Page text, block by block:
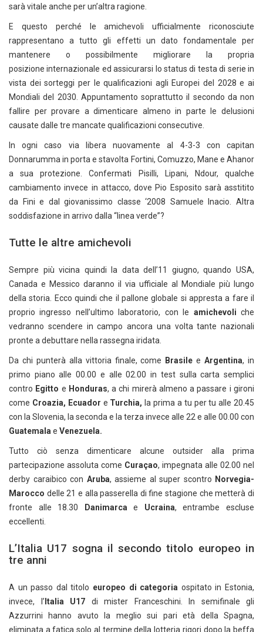
sarà vitale anche per un’altra ragione.
E questo perché le amichevoli ufficialmente riconosciute
rappresentano a tutto gli effetti un dato fondamentale per
mantenere o possibilmente migliorare la propria
posizione internazionale ed assicurarsi lo status di testa di serie in
vista dei sorteggi per le qualificazioni agli Europei del 2028 e ai
Mondiali del 2030. Appuntamento soprattutto il secondo da non
fallire per provare a dimenticare almeno in parte le delusioni
causate dalle tre mancate qualificazioni consecutive.
In ogni caso via libera nuovamente al 4-3-3 con capitan
Donnarumma in porta e stavolta Fortini, Comuzzo, Mane e Ahanor
a sua protezione. Confermati Pisilli, Lipani, Ndour, qualche
cambiamento invece in attacco, dove Pio Esposito sarà asstitito
da Fini e dal giovanissimo classe ‘2008 Samuele Inacio. Altra
soddisfazione in arrivo dalla “linea verde”?
Tutte le altre amichevoli
Sempre più vicina quindi la data dell’11 giugno, quando USA,
Canada e Messico daranno il via ufficiale al Mondiale più lungo
della storia. Ecco quindi che il pallone globale si appresta a fare il
proprio ingresso nell’ultimo laboratorio, con le amichevoli che
vedranno scendere in campo ancora una volta tante nazionali
pronte a debuttare nella rassegna iridata.
Da chi punterà alla vittoria finale, come Brasile eArgentina, in
primo piano alle 00.00 e alle 02.00 in test sulla carta semplici
contro Egitto e Honduras, a chi mirerà almeno a passare i gironi
come Croazia, Ecuador e Turchia, la prima a tu per tu alle 20.45
con la Slovenia, la seconda e la terza invece alle 22 e alle 00.00 con
Guatemala e Venezuela.
Tutto ciò senza dimenticare alcune outsider alla prima
partecipazione assoluta come Curaçao, impegnata alle 02.00 nel
derby caraibico con Aruba, assieme al super scontro Norvegia-
Marocco delle 21 e alla passerella di fine stagione che metterà di
fronte alle 18.30
Danimarca e Ucraina, entrambe escluse
eccellenti.
L’Italia U17 sogna il secondo titolo europeo in
tre anni
A un passo dal titolo europeo di categoria ospitato in Estonia,
invece, l’ Italia U17 di mister Franceschini. In semifinale gli
Azzurrini hanno avuto la meglio sui pari età della Spagna,
eliminata a fatica solo al termine della lotteria rigori dopo la beffa